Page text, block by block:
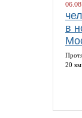
в
20